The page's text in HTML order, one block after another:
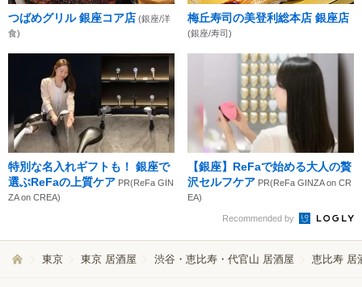
つばめグリル 銀座コア店 (銀座/洋
食)
梅丘寿司の美登利総本店 銀座店
(銀座/寿司)
特別な名入れギフトも！ 銀座で
選ぶReFaの上質ケア PR(ReFa GIN
ZA on CREA)
【銀座】ReFaで始める大人の贅
沢セルフケア PR(ReFa GINZA on CR
EA)
Recommended by
東京 東京 居酒屋 渋谷・恵比寿・代官山 居酒屋 恵比寿 居